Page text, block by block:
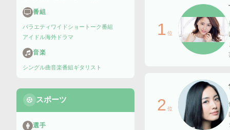
番組
バラエティ ワイドショー トーク番組
アイドル海外ドラマ
音楽
シングル曲音楽番組ギタリスト
スポーツ
選手
1 位
2 位